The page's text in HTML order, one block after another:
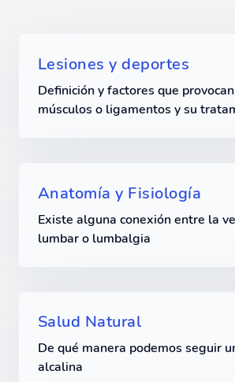
Lesiones y deportes
Definición y factores que
músculos o ligamentos y su
Anatomía y Fisiología
Existe alguna conexión entre la
lumbar o lumbalgia
Salud Natural
De qué manera podemos seguir
alcalina